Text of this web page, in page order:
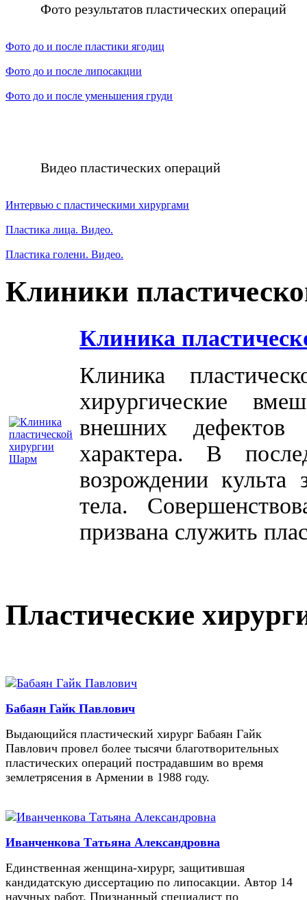
Фото результатов пластических операций
Фото до и после пластики ягодиц
Фото до и после липосакции
Фото до и после уменьшения груди
Видео пластических операций
Интервью с пластическими хирургами
Пластика лица. Видео.
Пластика голени. Видео.
Клиники
Клиника
Клиника
хирургические
внешних дефектов
характера. В
возрождении культа
тела.
призвана служить
Пластические
Бабаян Гайк Павлович
Выдающийся пластический хирург Бабаян Гайк
Павлович провел более тысячи благотворительных
пластических операций пострадавшим во время
землетрясения в Армении в 1988 году.
Иванченкова Татьяна Александровна
Единственная женщина-хирург, защитившая
кандидатскую диссертацию по липосакции. Автор 14
научных работ. Признанный специалист по